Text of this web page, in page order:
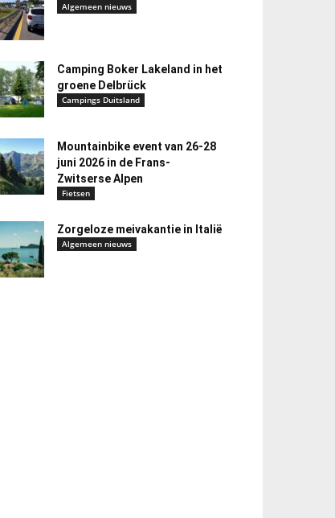
Algemeen nieuws
Camping Boker Lakeland in het
groene Delbrück
Campings Duitsland
Mountainbike event van 26-28
juni 2026 in de Frans-
Zwitserse Alpen
Fietsen
Zorgeloze meivakantie in Italië
Algemeen nieuws